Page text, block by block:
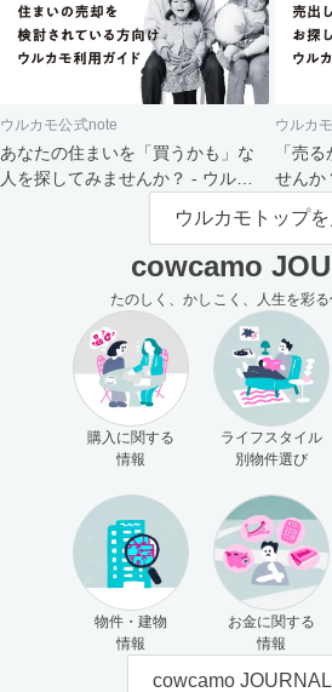
ウルカモ公式note
あなたの住まいを「買うかも」な
人を探してみませんか？ - ウルカ
ウルカ
「売
せんか
主さま
ウルカモトップを
cowcamo
たのしく、かしこく、人生を彩
購入に関する
情報
ライフスタイル
別物件選び
物件・建物
情報
お金に関する
情報
cowcamo